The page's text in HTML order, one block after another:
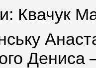
Квачук
Дениса